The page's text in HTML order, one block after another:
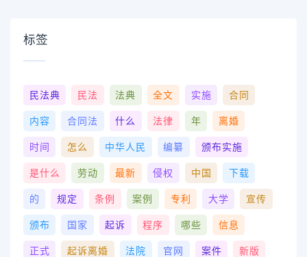
标签
民法典 民法 法典 全文 实施 合同
内容 合同法 什么 法律 年 离婚
时间 怎么 中华人民 编纂 颁布实施
是什么 劳动 最新 侵权 中国 下载
的 规定 条例 案例 专利 大学 宣传
颁布 国家 起诉 程序 哪些 信息
正式 起诉离婚 法院 官网 案件 新版